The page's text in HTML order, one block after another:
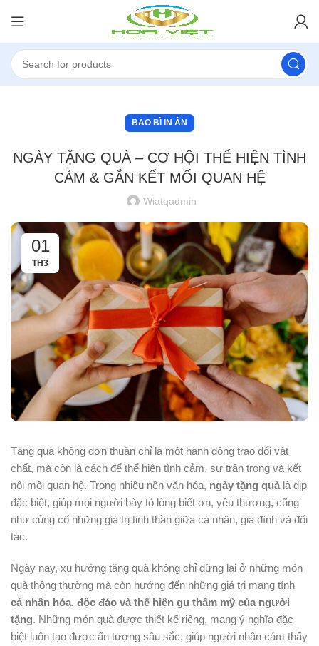
BAO BÌ IN ẤN
NGÀY TẶNG QUÀ – CƠ HỘI THỂ HIỆN TÌNH
CẢM & GẮN KẾT MỐI QUAN HỆ
Wiatqadmin
01
TH3
Tặng quà không đơn thuần chỉ là một hành động trao đổi vật
chất, mà còn là cách để thể hiện tình cảm, sự trân trọng và kết
nối mối quan hệ. Trong nhiều nền văn hóa, ngày tặng quà là dịp
đặc biệt, giúp mọi người bày tỏ lòng biết ơn, yêu thương, cũng
như củng cố những giá trị tinh thần giữa cá nhân, gia đình và đối
tác.
Ngày nay, xu hướng tặng quà không chỉ dừng lại ở những món
quà thông thường mà còn hướng đến những giá trị mang tính
cá nhân hóa, độc đáo và thể hiện gu thẩm mỹ của người
tặng. Những món quà được thiết kế riêng, mang ý nghĩa đặc
biệt luôn tạo được ấn tượng sâu sắc, giúp người nhận cảm thấy